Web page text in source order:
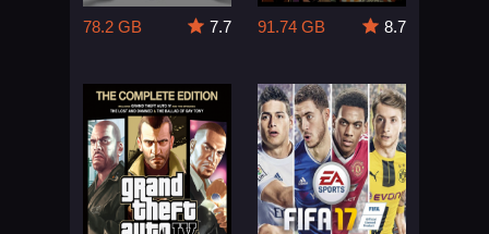
78.2 GB
7.7
91.74 GB
8.7